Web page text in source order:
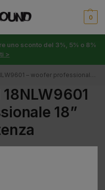
0
uno sconto del 3%, 5% o 8%
>
woofer professionale 18” ad altissima potenza
18”